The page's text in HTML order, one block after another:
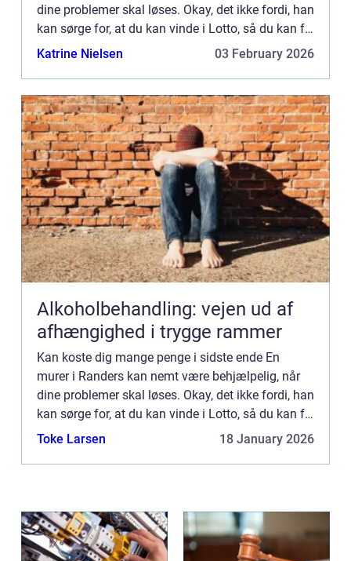
dine problemer skal løses. Okay, det ikke fordi, han
kan sørge for, at du kan vinde i Lotto, så du kan få
dig den Louis Vuitton taske, du gerne vil have.
Katrine Nielsen 03 February 2026
Alkoholbehandling: vejen ud af
afhængighed i trygge rammer
Kan koste dig mange penge i sidste ende En
murer i Randers kan nemt være behjælpelig, når
dine problemer skal løses. Okay, det ikke fordi, han
kan sørge for, at du kan vinde i Lotto, så du kan få
dig den Louis Vuitton taske, du gerne vil have.
Toke Larsen 18 January 2026